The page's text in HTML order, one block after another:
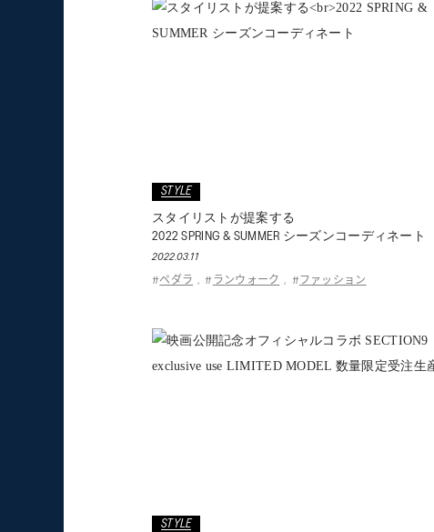
STYLE
スタイリストが提案する
2022 SPRING & SUMMER シーズンコーディネート
2022.03.11
# ペダラ , # ランウォーク , # ファッション
STYLE